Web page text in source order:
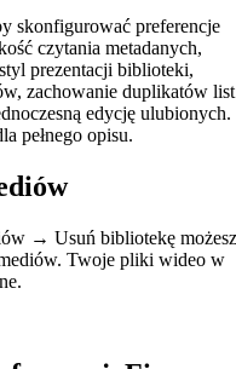
skonfigurować preferencje
czytania metadanych,
prezentacji biblioteki,
zachowanie duplikatów list
edycję ulubionych.
pełnego opisu.
→ Usuń bibliotekę możesz
Twoje pliki wideo w